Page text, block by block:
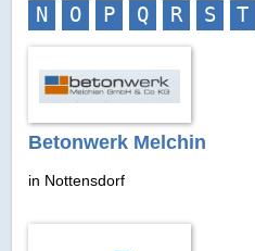
N
O P Q R S T
Betonwerk Melchin
in Nottensdorf